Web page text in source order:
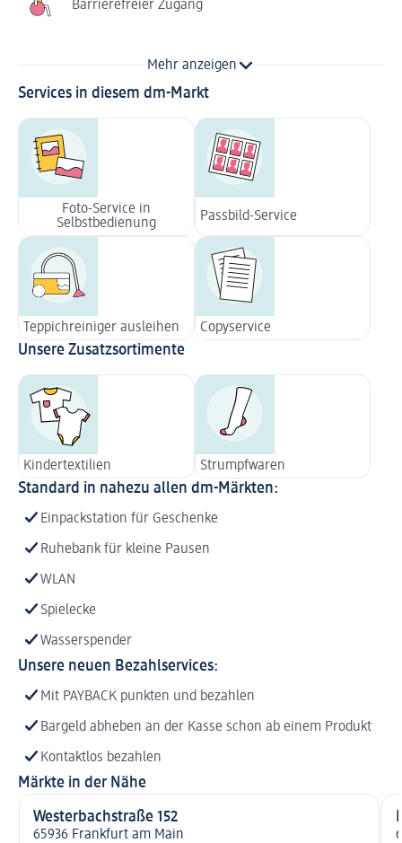
Barrierefreier Zugang
Mehr anzeigen
Services in diesem dm-Markt
Foto-Service in
Selbstbedienung
Passbild-Service
Teppichreiniger ausleihen Copyservice
Unsere Zusatzsortimente
Kindertextilien Strumpfwaren
Standard in nahezu allen dm-Märkten:
Einpackstation für Geschenke
Ruhebank für kleine Pausen
WLAN
Spielecke
Wasserspender
Unsere neuen Bezahlservices:
Mit PAYBACK punkten und bezahlen
Bargeld abheben an der Kasse schon ab einem Produkt
Kontaktlos bezahlen
Märkte in der Nähe
Westerbachstraße 152
65936 Frankfurt am Main